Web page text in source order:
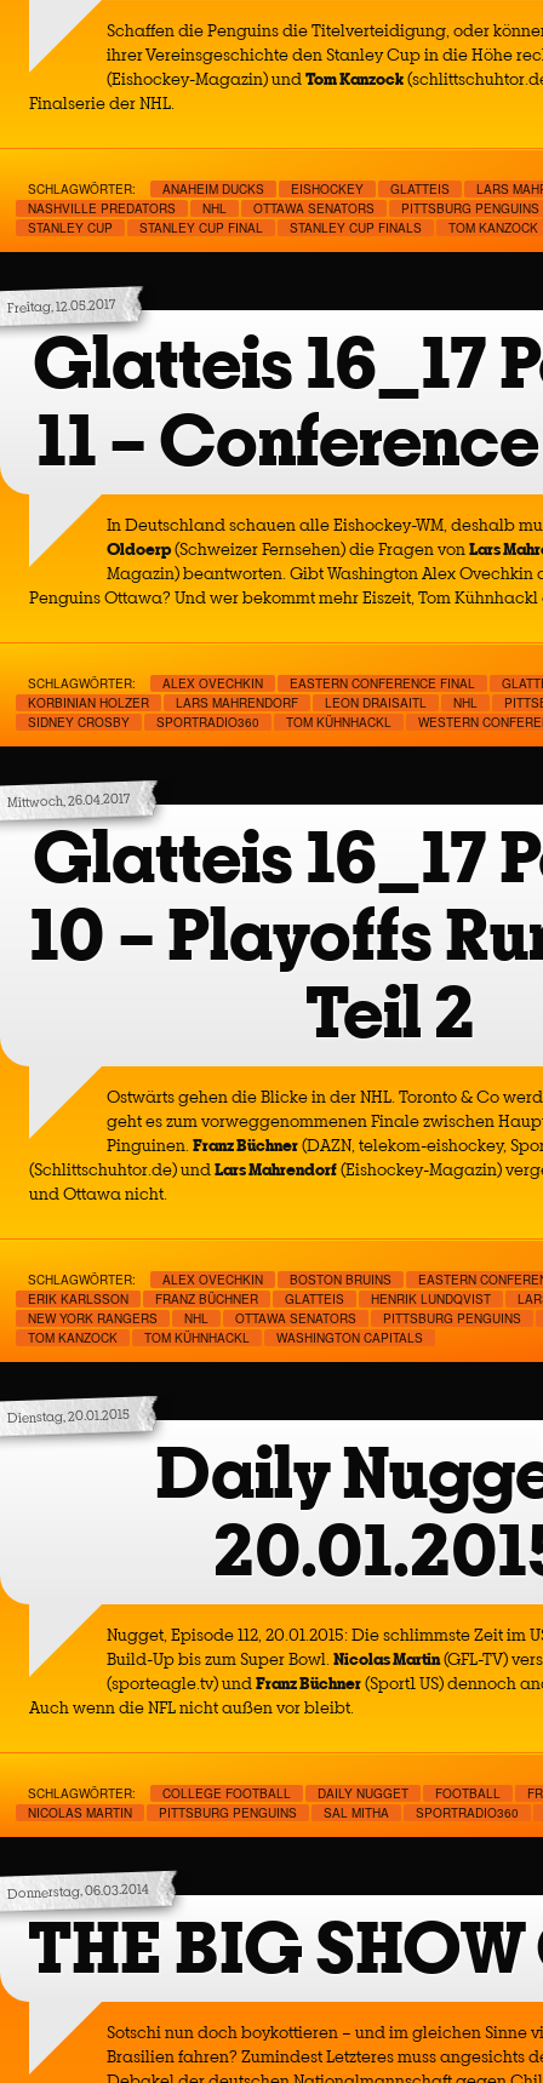
Schaffen die Penguins die Titelverteidigung, oder
ihrer Vereinsgeschichte den Stanley Cup in die Höhe
(Eishockey-Magazin) undTom Kanzock
Finalserie der NHL.
SCHLAGWÖRTER: ANAHEIM DUCKS EISHOCKEY GLATTEIS
LARS
NASHVILLE PREDATORS
NHL OTTAWA SENATORS
PITTSBURG PENGUINS
STANLEY CUP
STANLEY CUP FINAL STANLEY CUP FINALS TOM KANZOCK
Freitag, 12.05.2017
Glatteis 16_17
11 –
In Deutschland schauen alle Eishockey-WM, deshalb
Oldoerp(Schweizer Fernsehen) die Fragen vonLars
Magazin) beantworten. Gibt Washington Alex Ovechkin
Penguins Ottawa? Und wer bekommt mehr Eiszeit, Tom
SCHLAGWÖRTER: ALEX OVECHKIN EASTERN CONFERENCE FINAL
KORBINIAN HOLZER
LARS MAHRENDORF LEON DRAISAITL NHL
SIDNEY CROSBY
SPORTRADIO360 TOM KÜHNHACKL WESTERN
Mittwoch, 26.04.2017
Glatteis 16_17
10 – Playoffs
Teil 2
Ostwärts gehen die Blicke in der NHL. Toronto & Co
geht es zum vorweggenommenen Finale zwischen
Pinguinen.Franz Büchner(DAZN, telekom-eishockey,
(Schlittschuhtor.de) undLars Mahrendorf(Eishockey-Magazin)
und Ottawa nicht.
SCHLAGWÖRTER: ALEX OVECHKIN BOSTON BRUINS
EASTERN
ERIK KARLSSON
FRANZ BÜCHNER GLATTEIS HENRIK LUNDQVIST
NEW YORK RANGERS
NHL OTTAWA SENATORS
PITTSBURG PENGUINS
TOM KANZOCK
TOM KÜHNHACKL WASHINGTON CAPITALS
Dienstag, 20.01.2015
Daily
Nugget, Episode 112, 20.01.2015: Die schlimmste Zeit im
Build-Up bis zum Super Bowl.Nicolas Martin(GFL-TV)
(sporteagle.tv) undFranz Büchner(Sport1 US) dennoch
Auch wenn die NFL nicht außen vor bleibt.
SCHLAGWÖRTER: COLLEGE FOOTBALL DAILY NUGGET FOOTBALL
NICOLAS MARTIN
PITTSBURG PENGUINS SAL MITHA SPORTRADIO360
Donnerstag, 06.03.2014
THE BIG
Sotschi nun doch boykottieren – und im gleichen Sinne
Brasilien fahren? Zumindest Letzteres muss angesichts